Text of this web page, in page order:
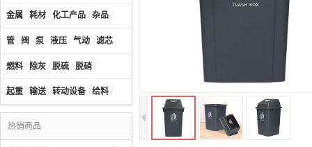
金属 / 耗材 / 化工产品 / 杂品 /
管 / 阀 / 泵 / 液压 / 气动 / 滤芯
燃料 / 除灰 / 脱硫 / 脱硝 /
起重 / 输送/ 转动设备 / 给料 /
热销商品